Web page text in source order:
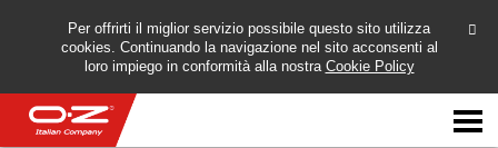
Per offrirti il miglior servizio possibile questo sito utilizza
cookies. Continuando la navigazione nel sito acconsenti al
loro impiego in conformità alla nostra Cookie Policy